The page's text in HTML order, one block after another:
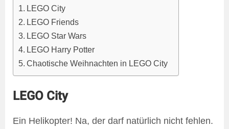
LEGO City
LEGO Friends
LEGO Star Wars
LEGO Harry Potter
Chaotische Weihnachten in LEGO City
LEGO City
Ein Helikopter! Na, der darf natürlich nicht fehlen.